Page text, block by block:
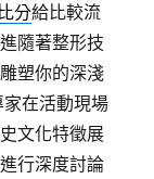
分給比較流
隨著整形技
塑你的深淺
家在活動現場
文化特徵展
行深度討論